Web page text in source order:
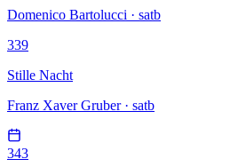
Domenico Bartolucci · satb
339
Stille Nacht
Franz Xaver Gruber · satb
343